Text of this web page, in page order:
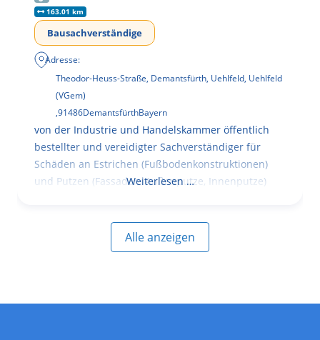
163.01 km
Bausachverständige
Adresse:
Theodor-Heuss-Straße, Demantsfürth, Uehlfeld, Uehlfeld
(VGem)
,91486DemantsfürthBayern
von der Industrie und Handelskammer öffentlich
bestellter und vereidigter Sachverständiger für
Schäden an Estrichen (Fußbodenkonstruktionen)
und Putzen (Fassaden, Außenputze, Innenputze)
Weiterlesen …
Alle anzeigen